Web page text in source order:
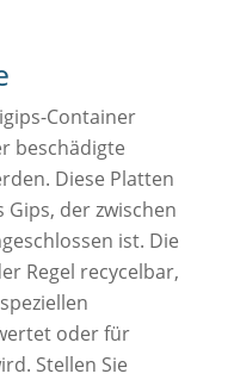
Container
beschädigte
Diese Platten
Gips, der zwischen
ist. Die
Regel recycelbar,
oder für
Stellen Sie